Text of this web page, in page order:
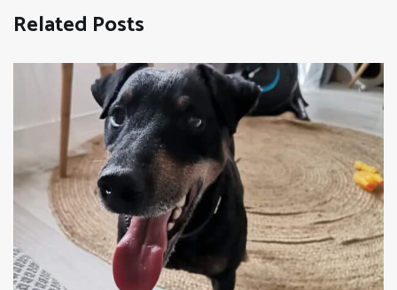
Related Posts